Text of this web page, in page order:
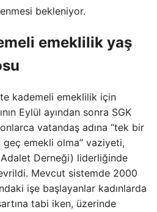
bekleniyor.
emeklilik yaş
kademeli emeklilik için
Eylül ayından sonra SGK
vatandaş adına “tek bir
geç emekli olma” vaziyeti,
Derneği) liderliğinde
Mevcut sistemde 2000
işe başlayanlar kadınlarda
tabi iken, üzerinde